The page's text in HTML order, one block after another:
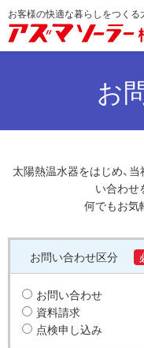
お客様の快適な暮らしをつく
お
太陽熱温水器をはじめ、
い合わせ
何でもお気
お問い合わせ区分
お問い合わせ
資料請求
点検申し込み